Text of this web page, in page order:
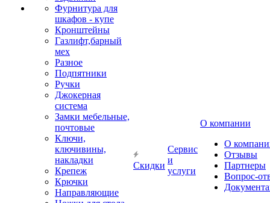
Фурнитура для
шкафов - купе
Кронштейны
Газлифт,барный
мех
Разное
Подпятники
Ручки
Джокерная
система
Замки мебельные,
почтовые
Ключи,
ключивины,
накладки
Крепеж
Крючки
Направляющие
Скидки
Сервис
и
услуги
О компании
О
Отзывы
Партнеры
Вопрос-